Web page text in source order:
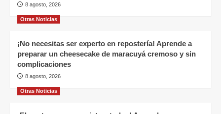
8 agosto, 2026
Otras Noticias
¡No necesitas ser experto en repostería! Aprende a
preparar un cheesecake de maracuyá cremoso y sin
complicaciones
8 agosto, 2026
Otras Noticias